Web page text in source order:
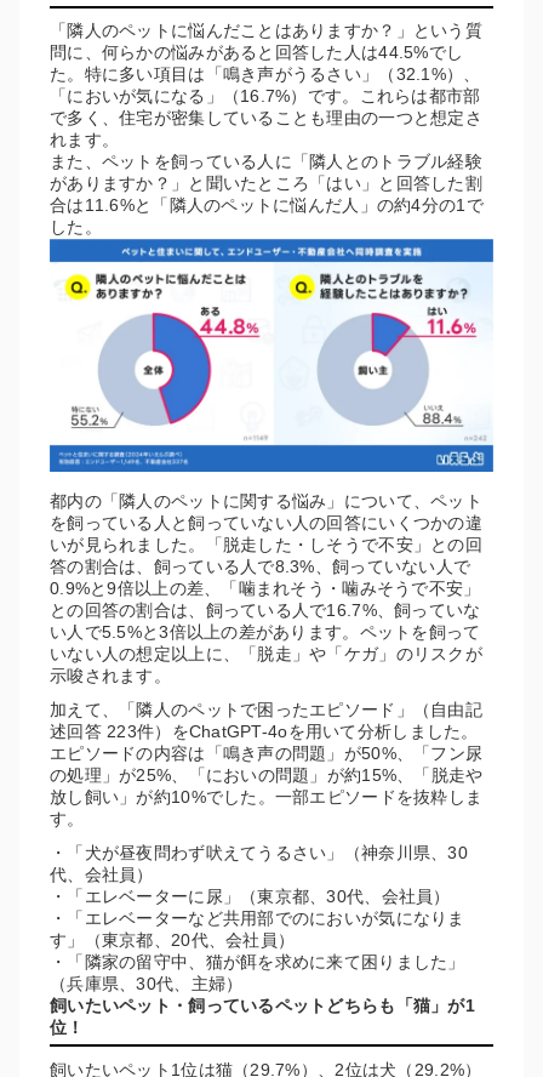
「隣人のペットに悩んだことはありますか？」という質
問に、何らかの悩みがあると回答した人は44.5%でし
た。特に多い項目は「鳴き声がうるさい」（32.1%）、
「においが気になる」（16.7%）です。これらは都市部
で多く、住宅が密集していることも理由の一つと想定さ
れます。
また、ペットを飼っている人に「隣人とのトラブル経験
がありますか？」と聞いたところ「はい」と回答した割
合は11.6%と「隣人のペットに悩んだ人」の約4分の1で
した。
都内の「隣人のペットに関する悩み」について、ペット
を飼っている人と飼っていない人の回答にいくつかの違
いが見られました。「脱走した・しそうで不安」との回
答の割合は、飼っている人で8.3%、飼っていない人で
0.9%と9倍以上の差、「噛まれそう・噛みそうで不安」
との回答の割合は、飼っている人で16.7%、飼っていな
い人で5.5%と3倍以上の差があります。ペットを飼って
いない人の想定以上に、「脱走」や「ケガ」のリスクが
示唆されます。
加えて、「隣人のペットで困ったエピソード」（自由記
述回答 223件）をChatGPT-4oを用いて分析しました。
エピソードの内容は「鳴き声の問題」が50%、「フン尿
の処理」が25%、「においの問題」が約15%、「脱走や
放し飼い」が約10%でした。一部エピソードを抜粋しま
す。
・「犬が昼夜問わず吠えてうるさい」（神奈川県、30
代、会社員）
・「エレベーターに尿」（東京都、30代、会社員）
・「エレベーターなど共用部でのにおいが気になりま
す」（東京都、20代、会社員）
・「隣家の留守中、猫が餌を求めに来て困りました」
（兵庫県、30代、主婦）
飼いたいペット・飼っているペットどちらも「猫」が1
位！
飼いたいペット1位は猫（29.7%）、2位は犬（29.2%）